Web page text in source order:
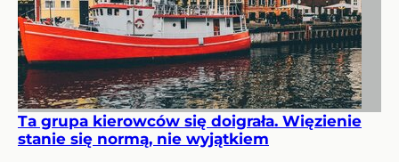
Ta grupa kierowców się doigrała. Więzienie
stanie się normą, nie wyjątkiem